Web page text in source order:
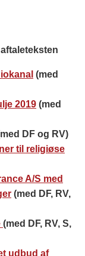
(med
2019 (med
DF og RV)
til religiøse
A/S med
(med DF, RV,
(med DF, RV, S,
udbud af